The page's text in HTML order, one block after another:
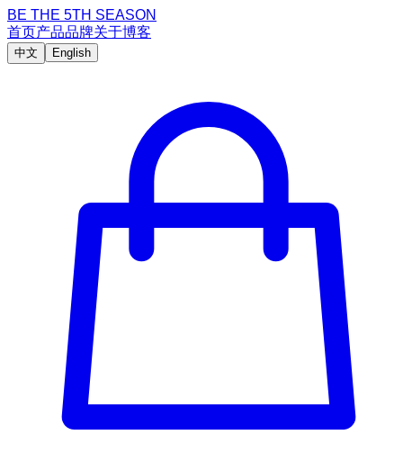
BE THE 5TH SEASON
首页产品品牌关于博客
中文 English